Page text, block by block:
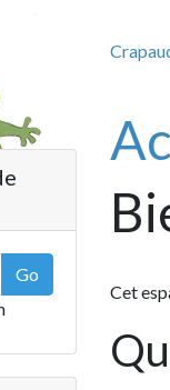
Crapauds»
Cet espace est
Que